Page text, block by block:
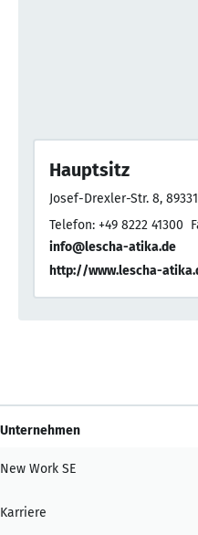
Hauptsitz
Josef-Drexler-Str. 8,
Telefon: +49 8222 41300
info@lescha-atika.de
http://www.lescha-
Unternehmen
New Work SE
Karriere